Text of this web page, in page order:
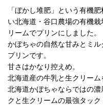
「ぼかし堆肥」という有機
い北海道・谷口農場の有機
リームでプリンにしました。
かぼちゃの自然な甘みとミ
プリンです。
甘さはかなり控えめ。
北海道産の牛乳と生クリーム
北海道かぼちゃならではの
クと生クリームの最強タック